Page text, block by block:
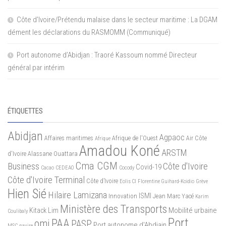
Côte d’Ivoire/Prétendu malaise dans le secteur maritime : La DGAM
dément les déclarations du RASMOMM (Communiqué)
Port autonome d’Abidjan : Traoré Kassoum nommé Directeur
général par intérim
ÉTIQUETTES
Abidjan Affaires maritimes Afrique Afrique de l'Ouest Agpaoc Air Côte
d'Ivoire Alassane Ouattara Amadou Koné ARSTM
Business Cacao CEDEAO Cma CGM Cocody Covid-19 Côte d'Ivoire
Côte d'Ivoire Terminal Côte d’Ivoire Eolis CI Florentine Guihard-Koidio Grève
Hien Sié Hilaire Lamizana Innovation ISMI Jean Marc Yacé Karim
Coulibaly Kitack Lim Ministère des Transports Mobilité urbaine